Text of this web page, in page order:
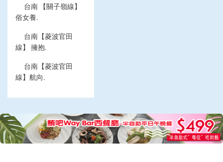
台南 【關子嶺線】
俗女養.
台南【菱波官田
線】 擁抱.
台南【菱波官田
線】航向.